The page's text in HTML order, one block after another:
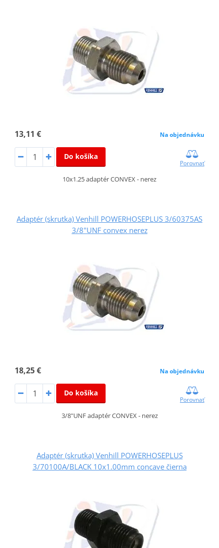
13,11 € Na objednávku
Do košíka
Porovnať
10x1.25 adaptér CONVEX - nerez
Adaptér (skrutka) Venhill POWERHOSEPLUS 3/60375AS
3/8"UNF convex nerez
18,25 € Na objednávku
Do košíka
Porovnať
3/8"UNF adaptér CONVEX - nerez
Adaptér (skrutka) Venhill POWERHOSEPLUS
3/70100A/BLACK 10x1.00mm concave čierna